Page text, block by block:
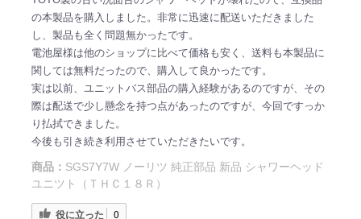
の本製品を購入しました。非常に迅速に配送いただきました
し、製品も全く問題無かったです。
電池屋様は他のショップに比べて価格も安く、送料も本製品に
関しては無料だったので、購入して良かったです。
実は以前、ユニットバス部品の購入経験があるのですが、その
際は配送で少し懸念を持つ点があったのですが、今回ですっか
り払拭できました。
今後も引き続き利用させていただきたいです。
商品： SGS7Y7W ノーリツ 純正部品 新品 シャワーヘッド
ユニツト（ＴＨＣ１８Ｒ）
役に立った 0